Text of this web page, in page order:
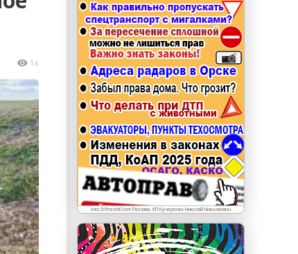
1к
erid:2VfnxxhKSem Реклама. ИП Кучеренко Николай Николаевич